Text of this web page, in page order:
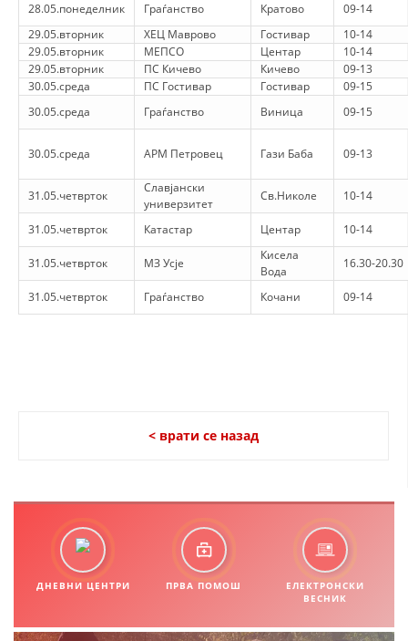
28.05.понеделник Граѓанство Кратово
09-14
29.05.вторник
ХЕЦ Маврово Гостивар
10-14
29.05.вторник
МЕПСО Центар
10-14
29.05.вторник
ПС Кичево Кичево
09-13
30.05.среда
ПС Гостивар Гостивар
09-15
30.05.среда
Граѓанство Виница 09-15
30.05.среда АРМ Петровец Гази Баба 09-13
31.05.четврток
Славјански
универзитет
Св.Николе 10-14
31.05.четврток Катастар Центар 10-14
31.05.четврток МЗ Усје
Кисела
Вода
16.30-20.30
31.05.четврток Граѓанство Кочани 09-14
< врати се назад
ДНЕВНИ ЦЕНТРИ ПРВА ПОМОШ
ЕЛЕКТРОНСКИ
ВЕСНИК